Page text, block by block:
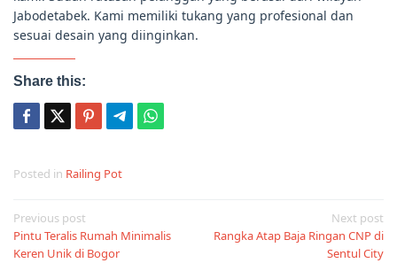
Jabodetabek. Kami memiliki tukang yang profesional dan
sesuai desain yang diinginkan.
Share this:
Posted in Railing Pot
Post
navigation
Previous post
Pintu Teralis Rumah Minimalis
Keren Unik di Bogor
Next post
Rangka Atap Baja Ringan CNP di
Sentul City